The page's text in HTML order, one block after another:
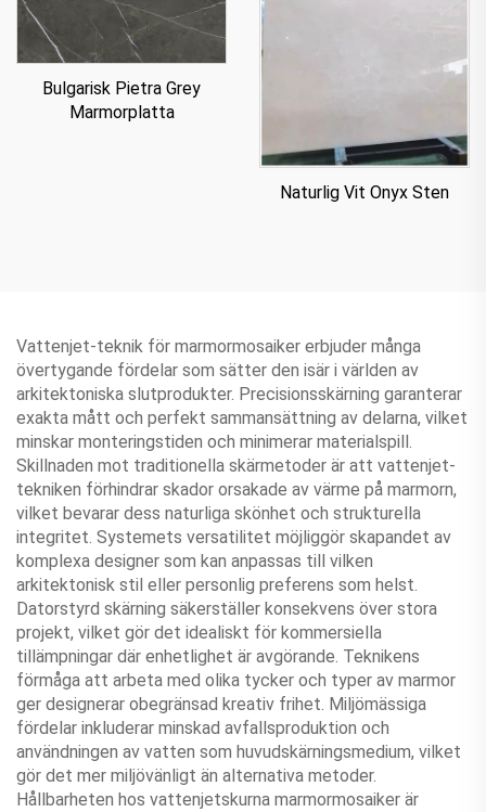
Bulgarisk Pietra Grey
Marmorplatta
Naturlig Vit Onyx Sten
Vattenjet-teknik för marmormosaiker erbjuder många
övertygande fördelar som sätter den isär i världen av
arkitektoniska slutprodukter. Precisionsskärning garanterar
exakta mått och perfekt sammansättning av delarna, vilket
minskar monteringstiden och minimerar materialspill.
Skillnaden mot traditionella skärmetoder är att vattenjet-
tekniken förhindrar skador orsakade av värme på marmorn,
vilket bevarar dess naturliga skönhet och strukturella
integritet. Systemets versatilitet möjliggör skapandet av
komplexa designer som kan anpassas till vilken
arkitektonisk stil eller personlig preferens som helst.
Datorstyrd skärning säkerställer konsekvens över stora
projekt, vilket gör det idealiskt för kommersiella
tillämpningar där enhetlighet är avgörande. Teknikens
förmåga att arbeta med olika tycker och typer av marmor
ger designerar obegränsad kreativ frihet. Miljömässiga
fördelar inkluderar minskad avfallsproduktion och
användningen av vatten som huvudskärningsmedium, vilket
gör det mer miljövänligt än alternativa metoder.
Hållbarheten hos vattenjetskurna marmormosaiker är